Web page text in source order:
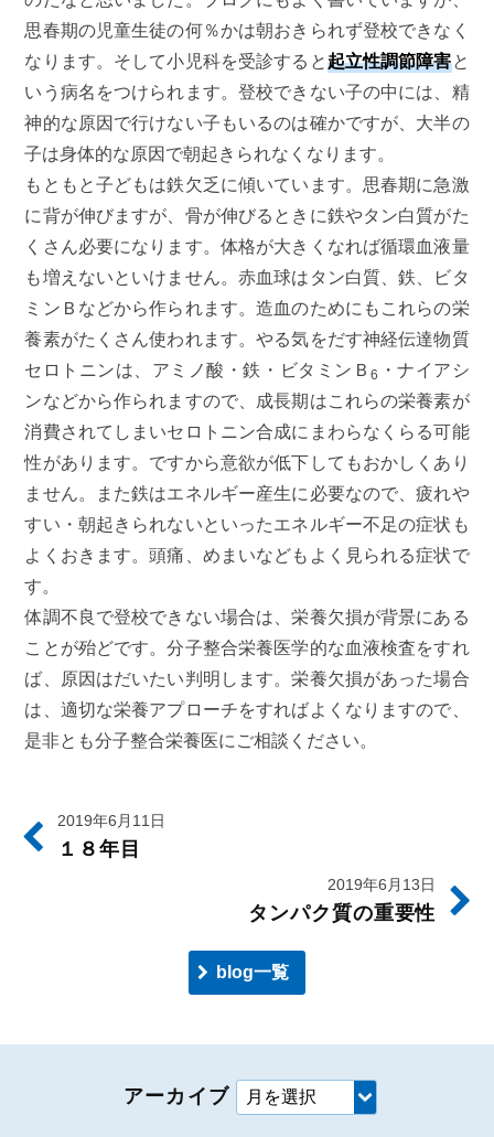
思春期の児童生徒の何％かは朝おきられず登校できなく
なります。そして小児科を受診すると起立性調節障害と
いう病名をつけられます。登校できない子の中には、精
神的な原因で行けない子もいるのは確かですが、大半の
子は身体的な原因で朝起きられなくなります。
もともと子どもは鉄欠乏に傾いています。思春期に急激
に背が伸びますが、骨が伸びるときに鉄やタン白質がた
くさん必要になります。体格が大きくなれば循環血液量
も増えないといけません。赤血球はタン白質、鉄、ビタ
ミンＢなどから作られます。造血のためにもこれらの栄
養素がたくさん使われます。やる気をだす神経伝達物質
セロトニンは、アミノ酸・鉄・ビタミンＢ6
・ナイアシ
ンなどから作られますので、成長期はこれらの栄養素が
消費されてしまいセロトニン合成にまわらなくらる可能
性があります。ですから意欲が低下してもおかしくあり
ません。また鉄はエネルギー産生に必要なので、疲れや
すい・朝起きられないといったエネルギー不足の症状も
よくおきます。頭痛、めまいなどもよく見られる症状で
す。
体調不良で登校できない場合は、栄養欠損が背景にある
ことが殆どです。分子整合栄養医学的な血液検査をすれ
ば、原因はだいたい判明します。栄養欠損があった場合
は、適切な栄養アプローチをすればよくなりますので、
是非とも分子整合栄養医にご相談ください。
2019年6月11日
１８年目
2019年6月13日
タンパク質の重要性
blog一覧
アーカイブ